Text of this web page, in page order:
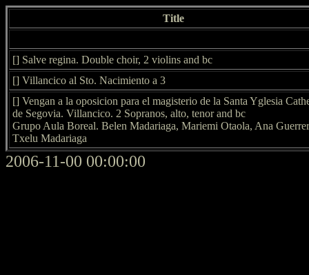
Title
[] Salve regina. Double choir, 2 violins and bc
[] Villancico al Sto. Nacimiento a 3
[] Vengan a la oposicion para el magisterio de la Santa Yglesia
de Segovia. Villancico. 2 Sopranos, alto, tenor and bc
Grupo Aula Boreal. Belen Madariaga, Mariemi Otaola, Ana
Txelu Madariaga
2006-11-00 00:00:00